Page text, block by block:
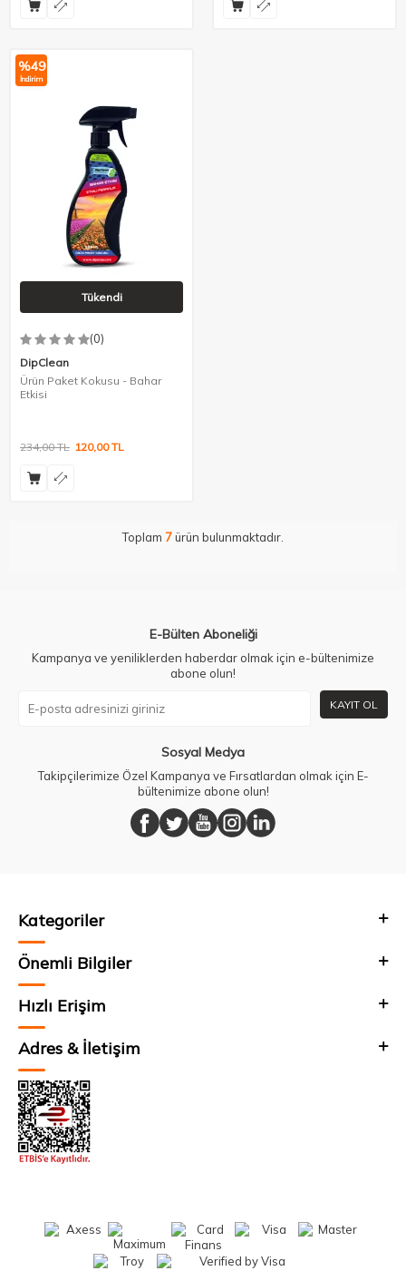
%49
İndirim
Tükendi
(0)
DipClean
Ürün Paket Kokusu - Bahar
Etkisi
234,00TL 120,00TL
Toplam 7ürün bulunmaktadır.
E-Bülten Aboneliği
Kampanya ve yeniliklerden haberdar olmak için e-bültenimize
abone olun!
KAYIT OL
Sosyal Medya
Takipçilerimize Özel Kampanya ve Fırsatlardan olmak için E-
bültenimize abone olun!
Kategoriler
Önemli Bilgiler
Hızlı Erişim
Adres & İletişim